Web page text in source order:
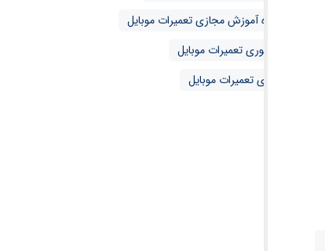
دوره آموزش مجازی تعمیرات موبایل
حضوری تعمیرات موبایل
مجازی تعمیرات موبایل